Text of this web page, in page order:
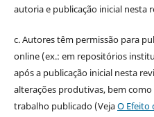
autoria e publicação inicial nesta
c. Autores têm permissão para
online (ex.: em repositórios
após a publicação inicial nesta
alterações produtivas, bem
trabalho publicado (VejaO Efeito